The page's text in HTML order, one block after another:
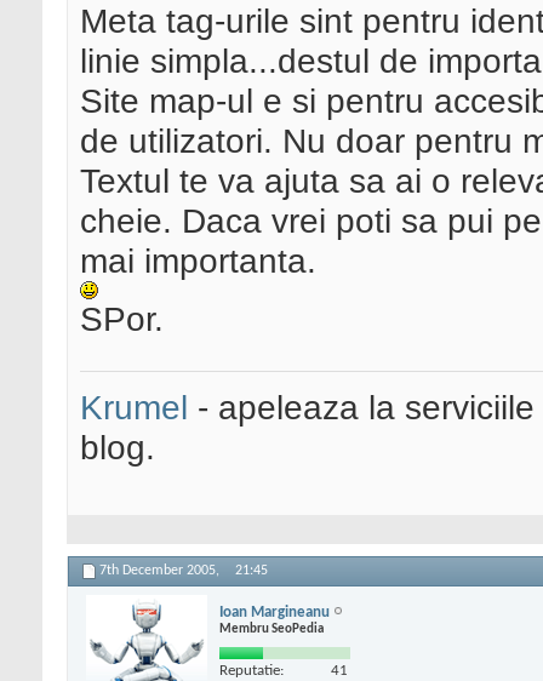
Meta tag-urile sint pentru
linie simpla...destul de
Site map-ul e si pentru
de utilizatori. Nu doar pentru
Textul te va ajuta sa ai o
cheie. Daca vrei poti sa pui
mai importanta.
SPor.
Krumel - apeleaza la
blog.
7th December 2005, 21:45
Ioan Margineanu
Membru SeoPedia
Reputatie: 41